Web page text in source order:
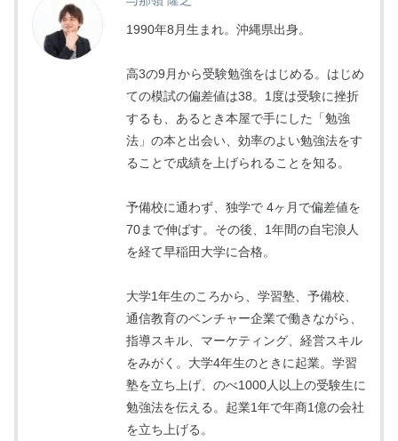
1990年8月生まれ。沖縄県出身。
高3の9月から受験勉強をはじめる。はじめ
ての模試の偏差値は38。1度は受験に挫折
するも、あるとき本屋で手にした「勉強
法」の本と出会い、効率のよい勉強法をす
ることで成績を上げられることを知る。
予備校に通わず、独学で 4ヶ月で偏差値を
70まで伸ばす。その後、1年間の自宅浪人
を経て早稲田大学に合格。
大学1年生のころから、学習塾、予備校、
通信教育のベンチャー企業で働きながら、
指導スキル、マーケティング、経営スキル
をみがく。大学4年生のときに起業。学習
塾を立ち上げ、のべ1000人以上の受験生に
勉強法を伝える。起業1年で年商1億の会社
を立ち上げる。